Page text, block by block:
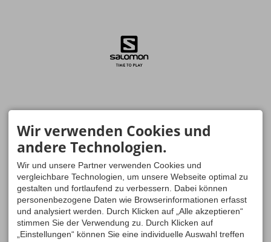
Wir verwenden Cookies und
andere Technologien.
Wir und unsere Partner verwenden Cookies und
vergleichbare Technologien, um unsere Webseite optimal zu
gestalten und fortlaufend zu verbessern. Dabei können
personenbezogene Daten wie Browserinformationen erfasst
und analysiert werden. Durch Klicken auf „Alle akzeptieren“
stimmen Sie der Verwendung zu. Durch Klicken auf
„Einstellungen“ können Sie eine individuelle Auswahl treffen